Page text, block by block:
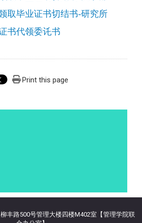
取毕业证书切结书-研究所
书代领委讬书
Print this page
丰路500号管理大楼四楼M402室【管理学院联